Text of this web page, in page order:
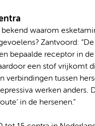
bekend waarom
Zantvoord:
bepaalde receptor in
een stof vrijkomt
verbindingen tussen
werken anders.
in de hersenen.”